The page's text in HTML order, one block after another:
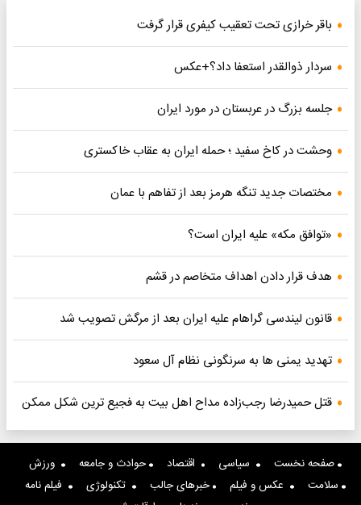
باقر خرازی تحت تعقیب کیفری قرار گرفت
سردار ذوالقدر استعفا داد؟+عکس
جلسه بزرگ در عربستان در مورد ایران
وحشت در کاخ سفید ؛ حمله ایران به عقاب خاکستری
مختصات جدید تنگه هرمز بعد از تفاهم با عمان
«توافق مکه» علیه ایران است؟
هدف قرار دادن اهداف متخاصم در قشم
قانون لیندسی گراهام علیه ایران بعد از مرگش تصویب شد
تهدید یمنی ها به سرنگونی نظام آل سعود
قتل حمیدرضا رجب‌زاده مداح اهل بیت به فجیع ترین شکل ممکن
صفحه نخست سیاسی اقتصاد حوادث و جامعه
ورزش
سلامت
عکس و فیلم خبرهای جالب تکنولوژی
فیلم نامه